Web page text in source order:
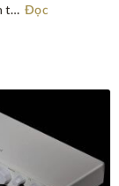
Strymon là chất xúc tác quan trọng trong tiến trình thay đổi tư duy “chất tiếng analog là hay nhất” trong giới guitar. Sau sự xuất hiện bùng nổ vào năm 2008, Strymon là một trong những công ty tiên phong trong việc ứng dụng con chip DSP để tạo… Đọc